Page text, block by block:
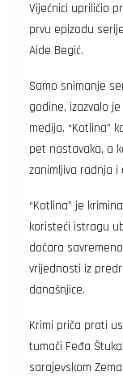
Vijećnici upriličio
prvu epizodu
Aide Begić.
Samo snimanje
godine, izazvalo
medija. “Kotlina”
pet nastavaka, a
zanimljiva radnja i
“Kotlina” je
koristeći istragu
dočara
vrijednosti iz
današnjice.
Krimi priča prati
tumači Feđa
sarajevskom